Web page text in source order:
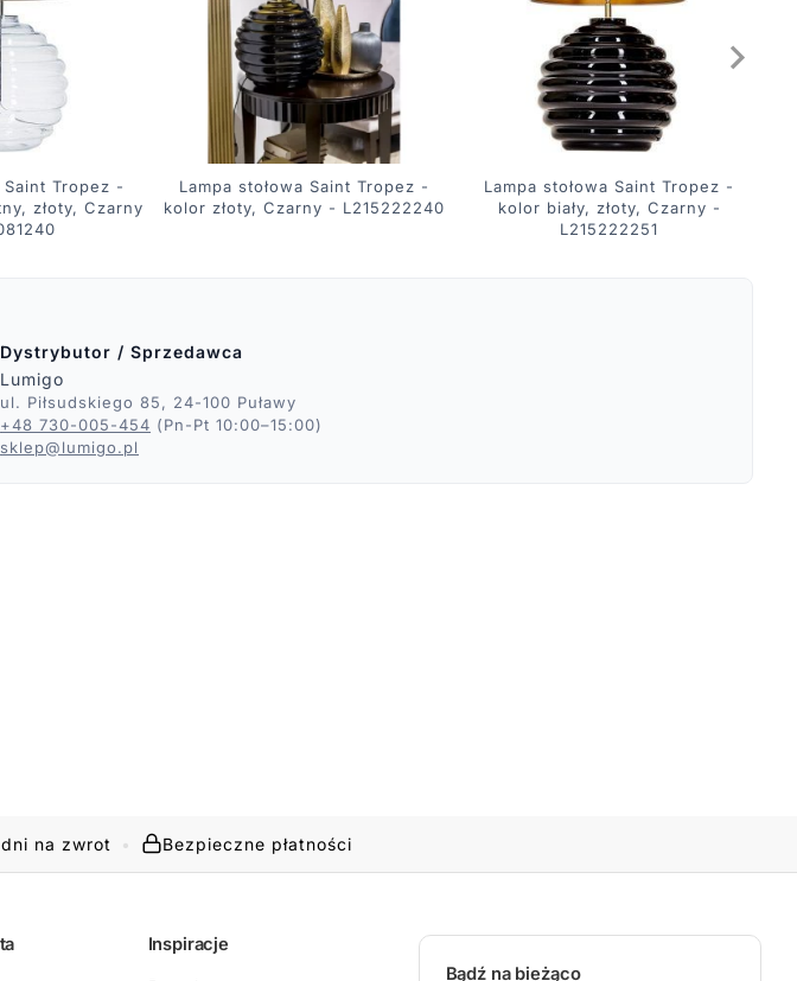
Saint Tropez -
złoty, Czarny
Lampa stołowa Saint Tropez -
kolor złoty, Czarny - L215222240
Lampa stołowa Saint Tropez -
kolor biały, złoty, Czarny -
L215222251
Dystrybutor / Sprzedawca
Lumigo
ul. Piłsudskiego 85, 24-100 Puławy
+48 730-005-454 (Pn-Pt 10:00–15:00)
sklep@lumigo.pl
na zwrot • Bezpieczne płatności
Inspiracje
Bądź na bieżąco